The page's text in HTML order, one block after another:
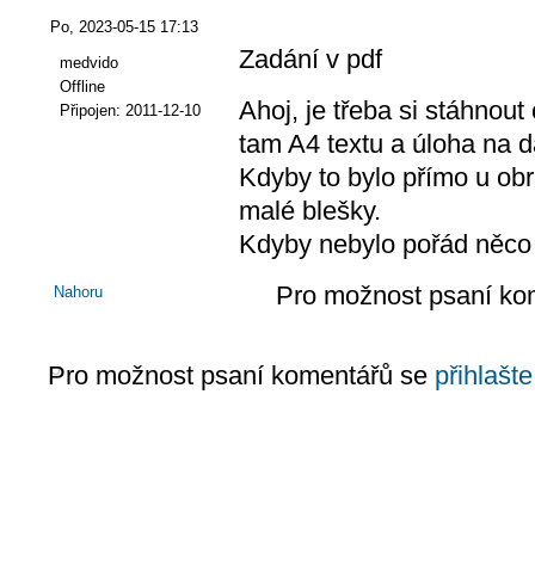
Po, 2023-05-15 17:13
medvido
Offline
Připojen: 2011-12-10
Zadání v pdf
Ahoj, je třeba si
tam A4 textu a úloha na
Kdyby to bylo přímo u
malé blešky.
Kdyby nebylo pořád
Nahoru Pro možnost psaní
Pro možnost psaní komentářů se přihlašte